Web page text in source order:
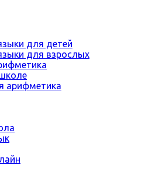
для детей
для взрослых
арифметика